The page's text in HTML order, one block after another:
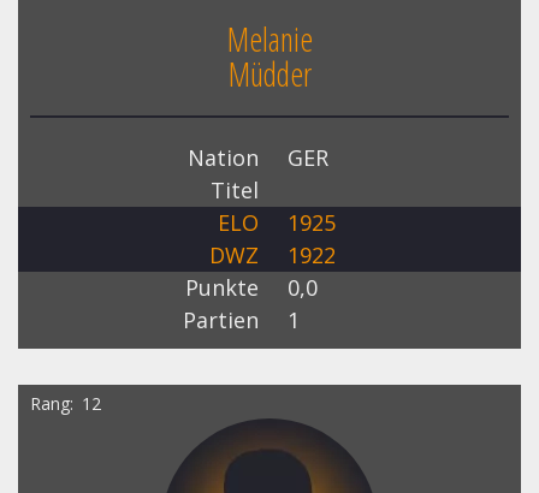
Melanie
Müdder
Nation
GER
Titel
ELO
1925
DWZ
1922
Punkte
0,0
Partien
1
Rang 12